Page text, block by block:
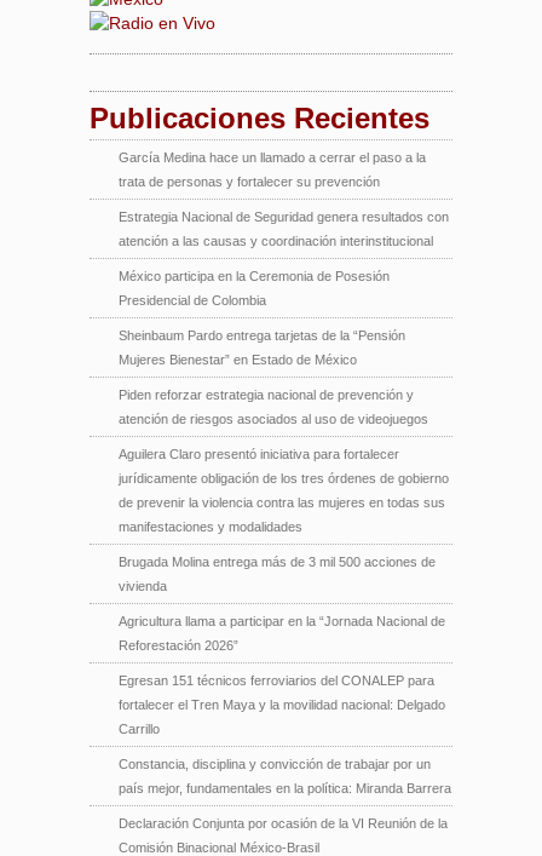
Publicaciones Recientes
García Medina hace un llamado a cerrar el paso a la
trata de personas y fortalecer su prevención
Estrategia Nacional de Seguridad genera resultados con
atención a las causas y coordinación interinstitucional
México participa en la Ceremonia de Posesión
Presidencial de Colombia
Sheinbaum Pardo entrega tarjetas de la “Pensión
Mujeres Bienestar” en Estado de México
Piden reforzar estrategia nacional de prevención y
atención de riesgos asociados al uso de videojuegos
Aguilera Claro presentó iniciativa para fortalecer
jurídicamente obligación de los tres órdenes de gobierno
de prevenir la violencia contra las mujeres en todas sus
manifestaciones y modalidades
Brugada Molina entrega más de 3 mil 500 acciones de
vivienda
Agricultura llama a participar en la “Jornada Nacional de
Reforestación 2026”
Egresan 151 técnicos ferroviarios del CONALEP para
fortalecer el Tren Maya y la movilidad nacional: Delgado
Carrillo
Constancia, disciplina y convicción de trabajar por un
país mejor, fundamentales en la política: Miranda Barrera
Declaración Conjunta por ocasión de la VI Reunión de la
Comisión Binacional México-Brasil